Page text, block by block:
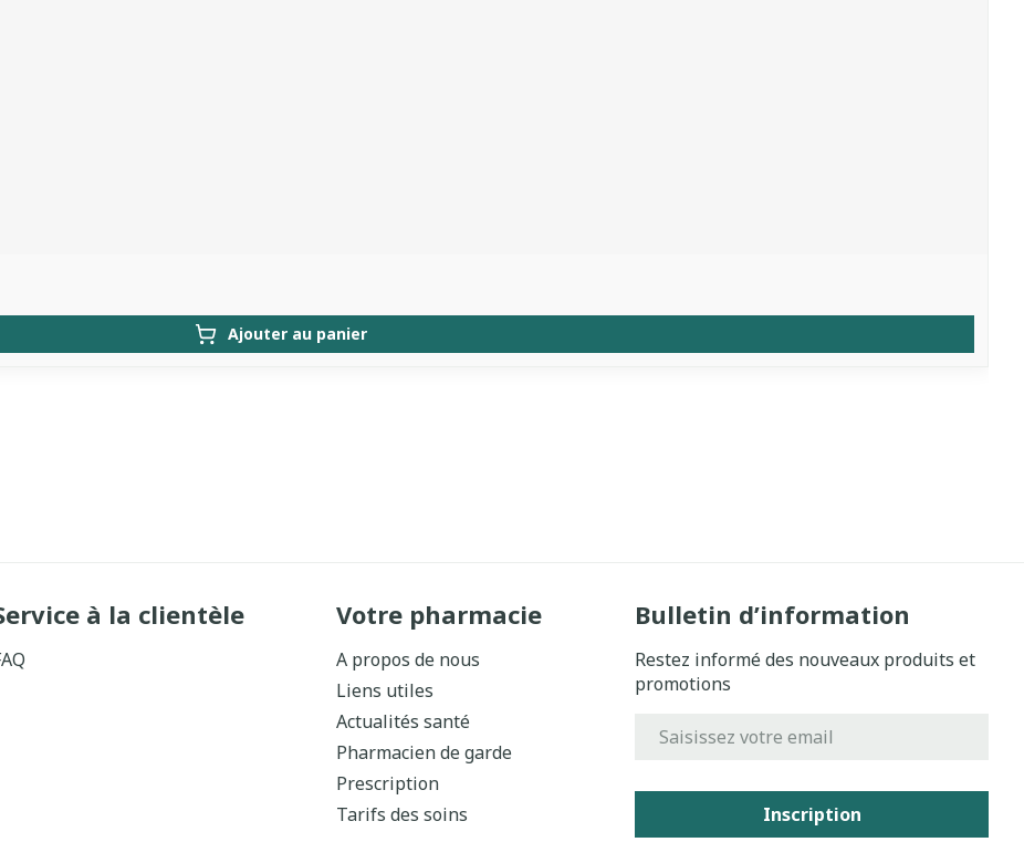
Ajouter au panier
à la clientèle Votre pharmacie
A propos de nous
Liens utiles
Actualités santé
Pharmacien de garde
Prescription
Tarifs des soins
Bulletin d’information
Restez informé des nouveaux produits et
promotions
Inscription